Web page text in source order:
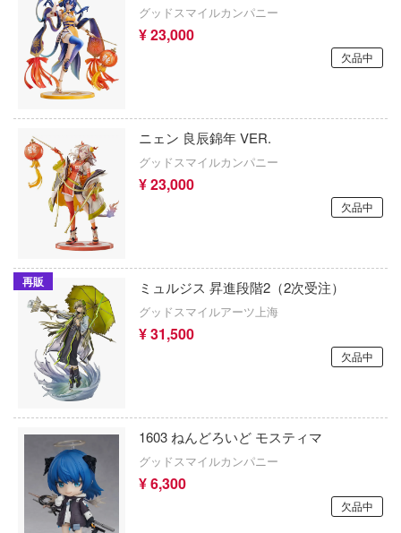
グッドスマイルカンパニー
¥ 23,000
欠品中
ニェン 良辰錦年 VER.
グッドスマイルカンパニー
¥ 23,000
欠品中
再販 ミュルジス 昇進段階2（2次受注）
グッドスマイルアーツ上海
¥ 31,500
欠品中
1603 ねんどろいど モスティマ
グッドスマイルカンパニー
¥ 6,300
欠品中
ピクミン
ブラック★ロックシューター
フレームアームズ・ガール
FAIRY TAIL
ブルーロック
ファイナルファンタジー
文豪ストレイドッグス
と発明 ピカちんキット
リーズ
ーローアカデミア
マルットイズ)
(マーベル)
女まどかマギカ
女にあこがれて
旅々
インが多すぎる！
女ノ魔女裁判
雄伝ワタル
グランゾート
記リュウケンドー
Krieger(マシーネンクリーガー)